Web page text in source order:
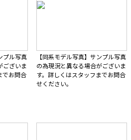
プル写真
ございま
でお問合
【同系モデル写真】サンプル写真
の為現況と異なる場合がございま
す。詳しくはスタッフまでお問合
せください。